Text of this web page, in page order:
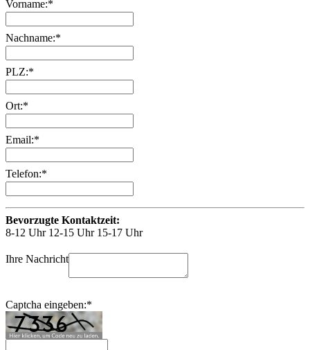
Vorname:*
Nachname:*
PLZ:*
Ort:*
Email:*
Telefon:*
Bevorzugte Kontaktzeit:
8-12 Uhr 12-15 Uhr 15-17 Uhr
Ihre Nachricht
Captcha eingeben:*